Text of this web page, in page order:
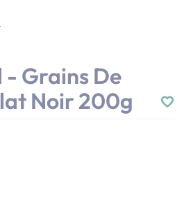
- Grains De
Noir 200g